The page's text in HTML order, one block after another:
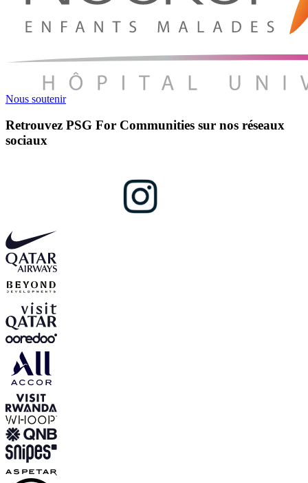
Nous soutenir
Retrouvez PSG For Communities sur nos réseaux
sociaux